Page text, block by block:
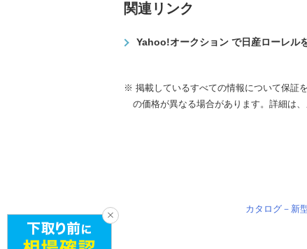
関連リンク
Yahoo!オークション で日産ローレル
※ 掲載しているすべての情報について保証
の価格が異なる場合があります。詳細は
カタログ－新